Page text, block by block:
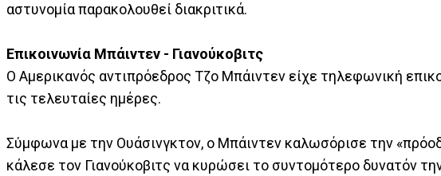
αστυνομία παρακολουθεί διακριτικά.
Επικοινωνία Μπάιντεν - Γιανούκοβιτς
Ο Αμερικανός αντιπρόεδρος Τζο Μπάιντεν είχε τηλεφωνική
τις τελευταίες ημέρες.
Σύμφωνα με την Ουάσινγκτον, ο Μπάιντεν καλωσόρισε την
κάλεσε τον Γιανούκοβιτς να κυρώσει το συντομότερο δυνατόν